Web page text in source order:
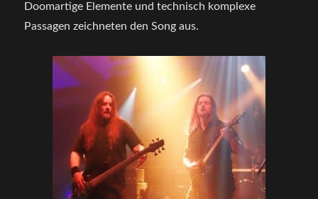
Doomartige Elemente und technisch komplexe
Passagen zeichneten den Song aus.